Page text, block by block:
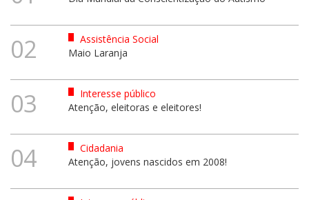
02
Assistência Social
Maio Laranja
03
Interesse público
Atenção, eleitoras e eleitores!
04
Cidadania
Atenção, jovens nascidos em 2008!